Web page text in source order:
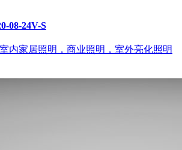
08-24V-S
内家居照明，商业照明，室外亮化照明